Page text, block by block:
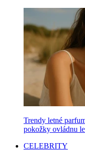
Trendy letné
pokožky ovládnu
CELEBRITY